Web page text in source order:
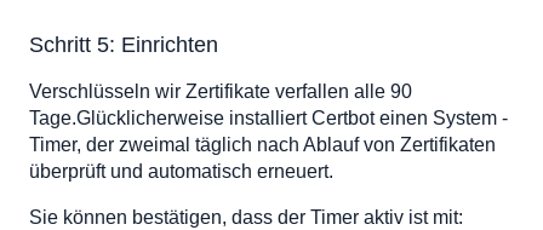
Schritt 5: Einrichten
Verschlüsseln wir Zertifikate verfallen alle 90
Tage.Glücklicherweise installiert Certbot einen System -
Timer, der zweimal täglich nach Ablauf von Zertifikaten
überprüft und automatisch erneuert.
Sie können bestätigen, dass der Timer aktiv ist mit: